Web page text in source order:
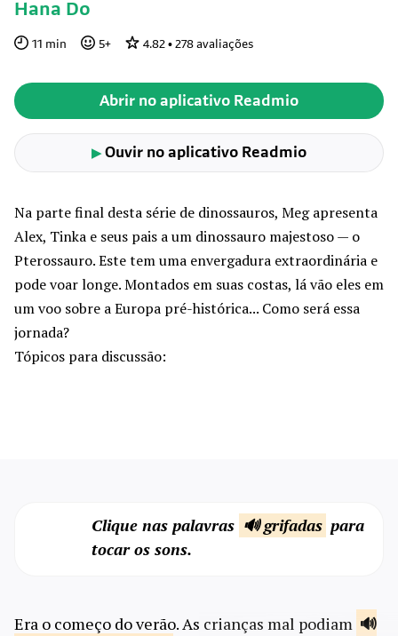
Hana Do
11 min 5+ 4.82 • 278 avaliações
Abrir no aplicativo Readmio
▶Ouvir no aplicativo Readmio
Na parte final desta série de dinossauros, Meg apresenta
Alex, Tinka e seus pais a um dinossauro majestoso — o
Pterossauro. Este tem uma envergadura extraordinária e
pode voar longe. Montados em suas costas, lá vão eles em
um voo sobre a Europa pré-histórica... Como será essa
jornada?
Tópicos para discussão:
Clique nas palavras 🔊 grifadas para
tocar os sons.
Era o começo do verão. As crianças mal podiam